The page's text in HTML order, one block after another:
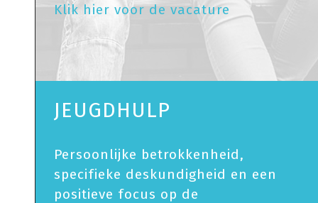
Klik hier voor de vacature
JEUGDHULP
Persoonlijke betrokkenheid,
specifieke deskundigheid en een
positieve focus op de